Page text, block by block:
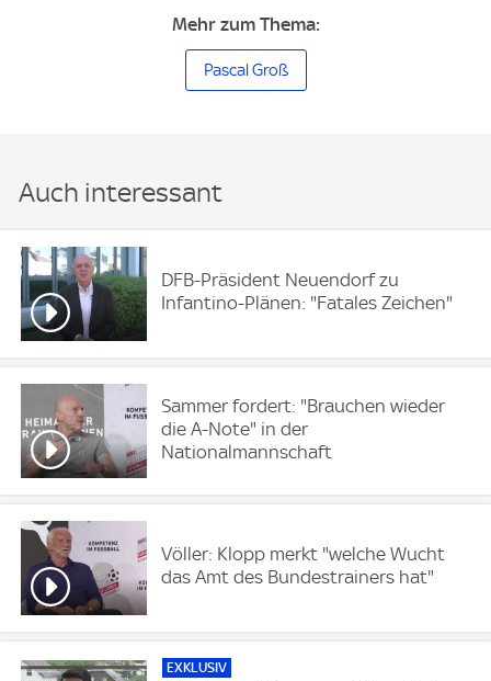
Mehr zum Thema:
Pascal Groß
Auch interessant
DFB-Präsident Neuendorf zu
Infantino-Plänen: "Fatales Zeichen"
Sammer fordert: "Brauchen wieder
die A-Note" in der
Nationalmannschaft
Völler: Klopp merkt "welche Wucht
das Amt des Bundestrainers hat"
EXKLUSIV